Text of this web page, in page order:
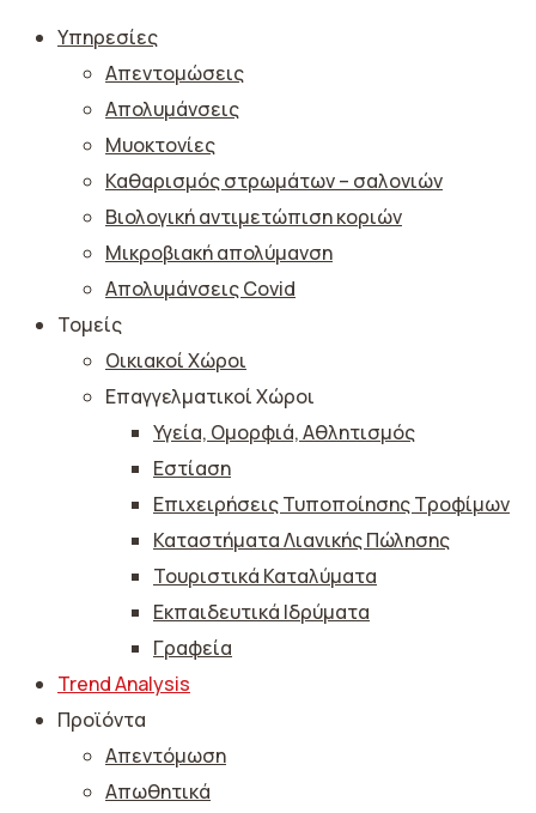
Υπηρεσίες
Απεντομώσεις
Απολυμάνσεις
Μυοκτονίες
Καθαρισμός στρωμάτων – σαλονιών
Βιολογική αντιμετώπιση κοριών
Μικροβιακή απολύμανση
Απολυμάνσεις Covid
Τομείς
Οικιακοί Χώροι
Επαγγελματικοί Χώροι
Υγεία, Ομορφιά, Αθλητισμός
Εστίαση
Επιχειρήσεις Τυποποίησης Τροφίμων
Καταστήματα Λιανικής Πώλησης
Τουριστικά Καταλύματα
Εκπαιδευτικά Ιδρύματα
Γραφεία
Trend Analysis
Προϊόντα
Απεντόμωση
Απωθητικά